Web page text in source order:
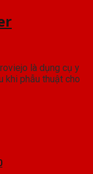
là dụng cụ y
khi phẫu thuật cho